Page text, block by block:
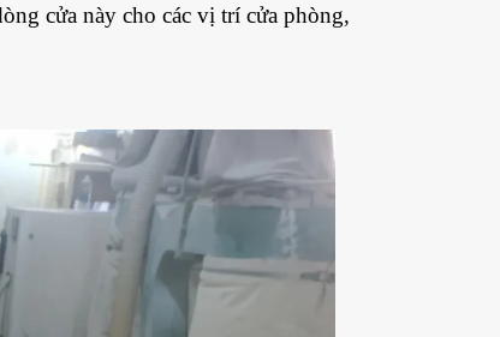
cửa này cho các vị trí cửa phòng,